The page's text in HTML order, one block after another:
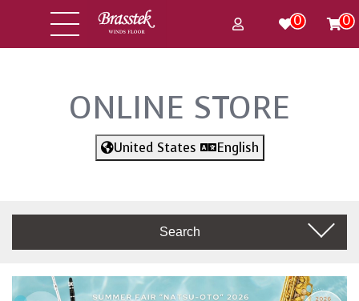
0 0
ONLINE STORE
United States English
Search